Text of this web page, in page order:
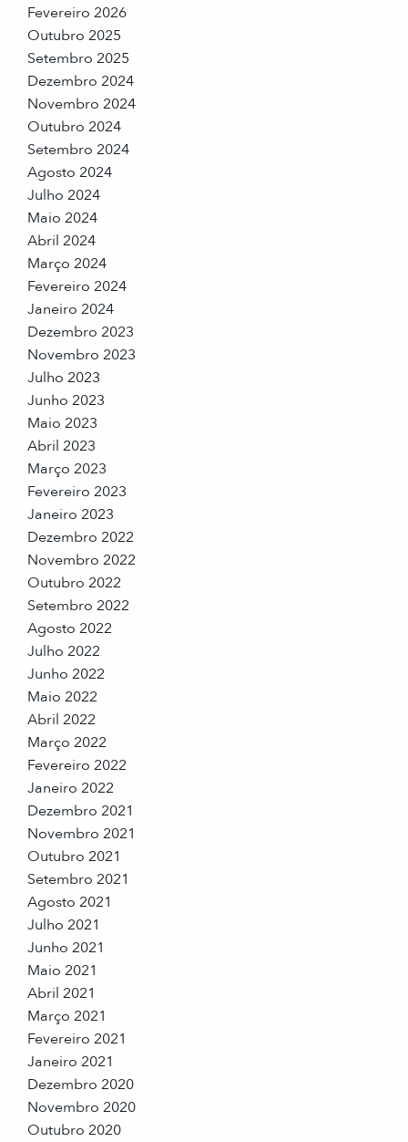
Fevereiro 2026
Outubro 2025
Setembro 2025
Dezembro 2024
Novembro 2024
Outubro 2024
Setembro 2024
Agosto 2024
Julho 2024
Maio 2024
Abril 2024
Março 2024
Fevereiro 2024
Janeiro 2024
Dezembro 2023
Novembro 2023
Julho 2023
Junho 2023
Maio 2023
Abril 2023
Março 2023
Fevereiro 2023
Janeiro 2023
Dezembro 2022
Novembro 2022
Outubro 2022
Setembro 2022
Agosto 2022
Julho 2022
Junho 2022
Maio 2022
Abril 2022
Março 2022
Fevereiro 2022
Janeiro 2022
Dezembro 2021
Novembro 2021
Outubro 2021
Setembro 2021
Agosto 2021
Julho 2021
Junho 2021
Maio 2021
Abril 2021
Março 2021
Fevereiro 2021
Janeiro 2021
Dezembro 2020
Novembro 2020
Outubro 2020